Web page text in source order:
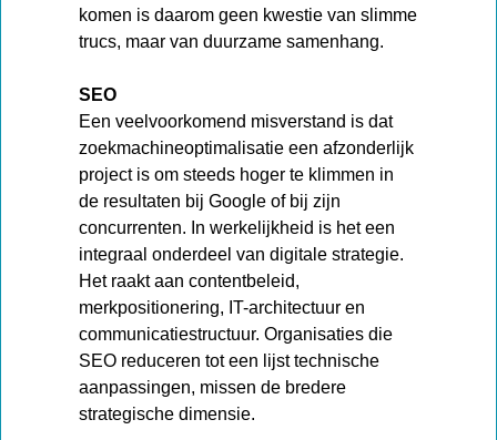
komen is daarom geen kwestie van slimme
trucs, maar van duurzame samenhang.
SEO
Een veelvoorkomend misverstand is dat
zoekmachineoptimalisatie een afzonderlijk
project is om steeds hoger te klimmen in
de resultaten bij Google of bij zijn
concurrenten. In werkelijkheid is het een
integraal onderdeel van digitale strategie.
Het raakt aan contentbeleid,
merkpositionering, IT-architectuur en
communicatiestructuur. Organisaties die
SEO reduceren tot een lijst technische
aanpassingen, missen de bredere
strategische dimensie.